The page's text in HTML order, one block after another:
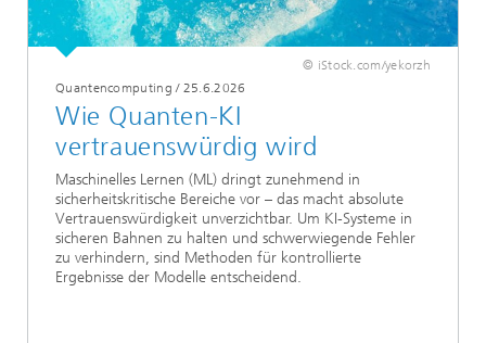
© iStock.com/yekorzh
Quantencomputing / 25.6.2026
Wie Quanten-KI
vertrauenswürdig wird
Maschinelles Lernen (ML) dringt zunehmend in
sicherheitskritische Bereiche vor – das macht absolute
Vertrauenswürdigkeit unverzichtbar. Um KI-Systeme in
sicheren Bahnen zu halten und schwerwiegende Fehler
zu verhindern, sind Methoden für kontrollierte
Ergebnisse der Modelle entscheidend.